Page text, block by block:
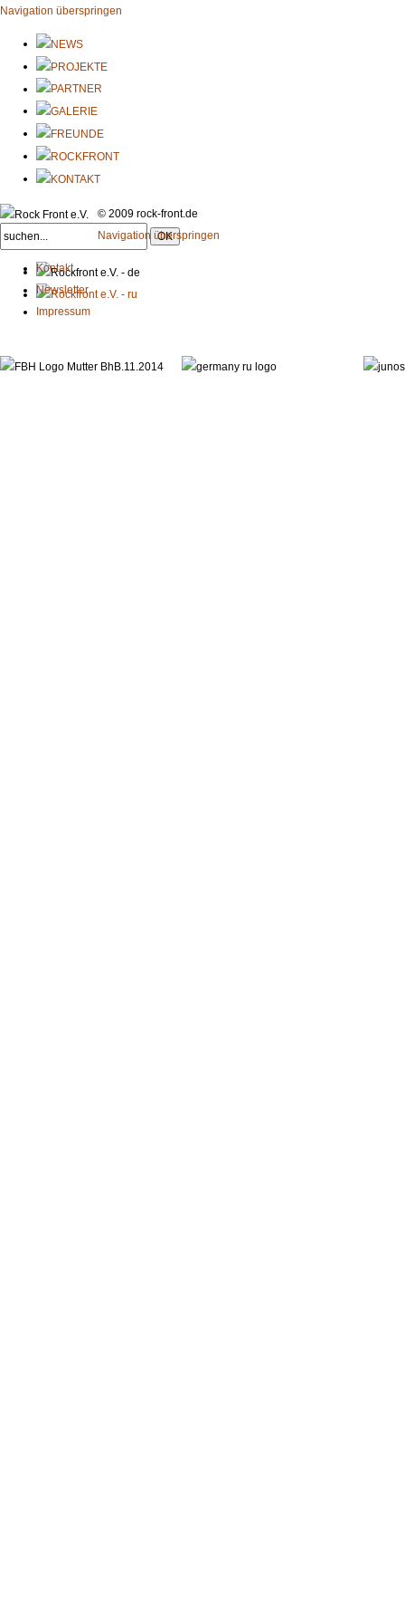
Navigation überspringen
© 2009 rock-front.de
Navigation überspringen
Kontakt
Newsletter
Impressum